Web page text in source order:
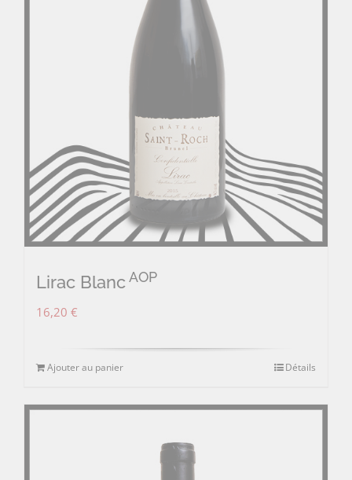
Lirac BlancAOP
16,20 €
Ajouter au panier Détails